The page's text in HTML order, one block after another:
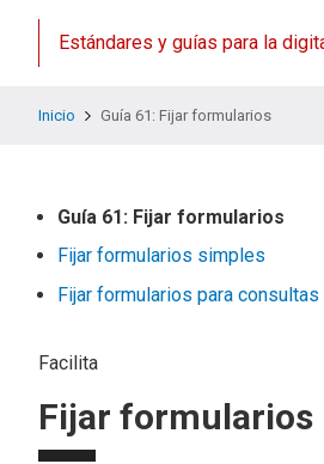
Estándares y guías para la
Inicio Guía 61: Fijar formularios
Guía 61: Fijar formularios
Fijar formularios simples
Fijar formularios para consultas
Facilita
Fijar formularios